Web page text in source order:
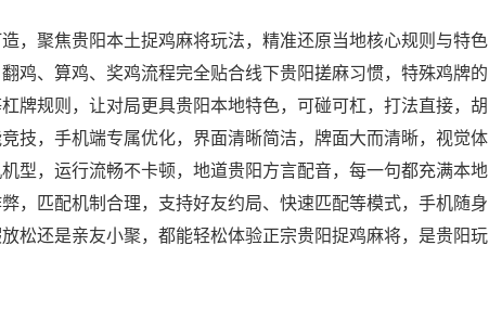
，聚焦贵阳本土捉鸡麻将玩法，精准还原当地核心规则与特色
鸡、算鸡、奖鸡流程完全贴合线下贵阳搓麻习惯，特殊鸡牌的
牌规则，让对局更具贵阳本地特色，可碰可杠，打法直接，胡
技，手机端专属优化，界面清晰简洁，牌面大而清晰，视觉体
型，运行流畅不卡顿，地道贵阳方言配音，每一句都充满本地
，匹配机制合理，支持好友约局、快速匹配等模式，手机随身
松还是亲友小聚，都能轻松体验正宗贵阳捉鸡麻将，是贵阳玩